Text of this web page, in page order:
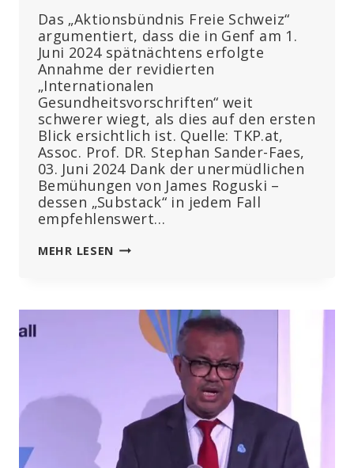
Das „Aktionsbündnis Freie Schweiz“
argumentiert, dass die in Genf am 1.
Juni 2024 spätnächtens erfolgte
Annahme der revidierten
„Internationalen
Gesundheitsvorschriften“ weit
schwerer wiegt, als dies auf den ersten
Blick ersichtlich ist. Quelle: TKP.at,
Assoc. Prof. DR. Stephan Sander-Faes,
03. Juni 2024 Dank der unermüdlichen
Bemühungen von James Roguski –
dessen „Substack“ in jedem Fall
empfehlenswert…
MEHR LESEN HAT
„PANDEMIEVERTRAG“
DURCH
HINTERTÜR
GEMOGELT?